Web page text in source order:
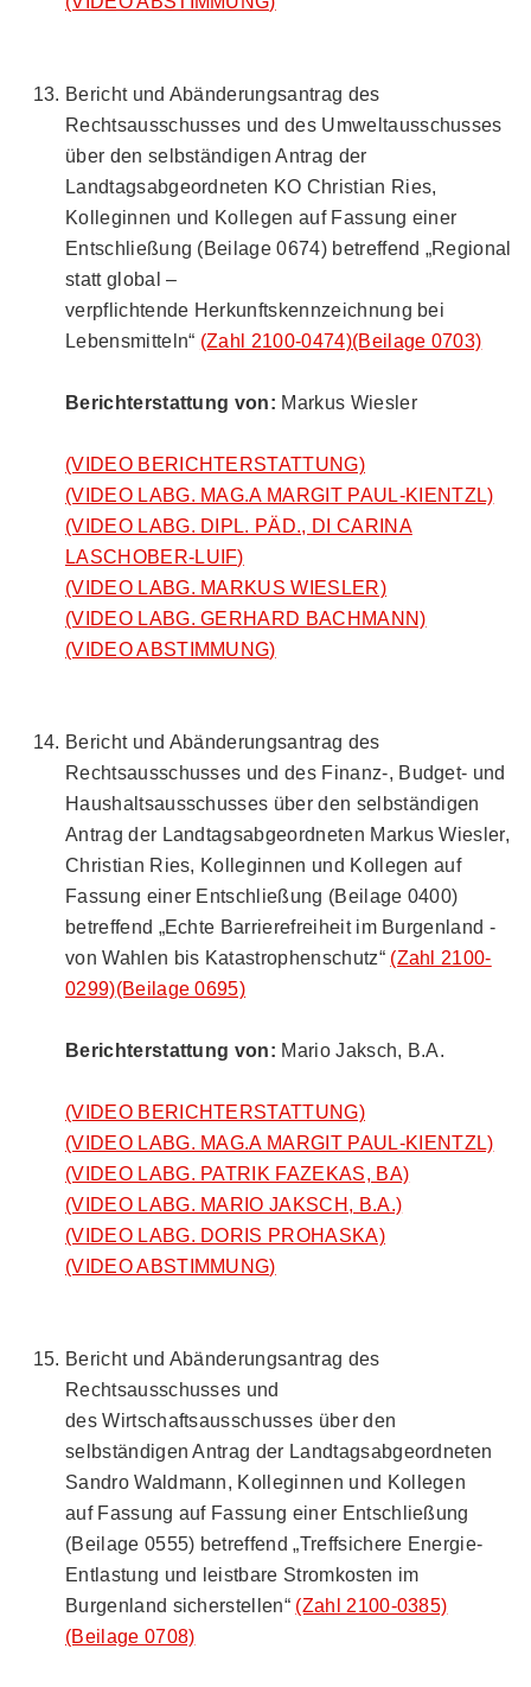
Bericht und Abänderungsantrag des
Rechtsausschusses und des Umweltausschusses
über den selbständigen Antrag der
Landtagsabgeordneten KO Christian Ries,
Kolleginnen und Kollegen auf Fassung einer
Entschließung (Beilage 0674) betreffend „Regional
statt global –
verpflichtende Herkunftskennzeichnung bei
Lebensmitteln“ (Zahl 2100-0474)(Beilage 0703)
Berichterstattung von: Markus Wiesler
(VIDEO BERICHTERSTATTUNG)
(VIDEO LABG. MAG.A MARGIT PAUL-KIENTZL)
(VIDEO LABG. DIPL. PÄD., DI CARINA
LASCHOBER-LUIF)
(VIDEO LABG. MARKUS WIESLER)
(VIDEO LABG. GERHARD BACHMANN)
(VIDEO ABSTIMMUNG)
Bericht und Abänderungsantrag des
Rechtsausschusses und des Finanz-, Budget- und
Haushaltsausschusses über den selbständigen
Antrag der Landtagsabgeordneten Markus Wiesler,
Christian Ries, Kolleginnen und Kollegen auf
Fassung einer Entschließung (Beilage 0400)
betreffend „Echte Barrierefreiheit im Burgenland -
von Wahlen bis Katastrophenschutz“ (Zahl 2100-
0299)(Beilage 0695)
Berichterstattung von: Mario Jaksch, B.A.
(VIDEO BERICHTERSTATTUNG)
(VIDEO LABG. MAG.A MARGIT PAUL-KIENTZL)
(VIDEO LABG. PATRIK FAZEKAS, BA)
(VIDEO LABG. MARIO JAKSCH, B.A.)
(VIDEO LABG. DORIS PROHASKA)
(VIDEO ABSTIMMUNG)
Bericht und Abänderungsantrag des
Rechtsausschusses und
des Wirtschaftsausschusses über den
selbständigen Antrag der Landtagsabgeordneten
Sandro Waldmann, Kolleginnen und Kollegen
auf Fassung auf Fassung einer Entschließung
(Beilage 0555) betreffend „Treffsichere Energie-
Entlastung und leistbare Stromkosten im
Burgenland sicherstellen“ (Zahl 2100-0385)
(Beilage 0708)